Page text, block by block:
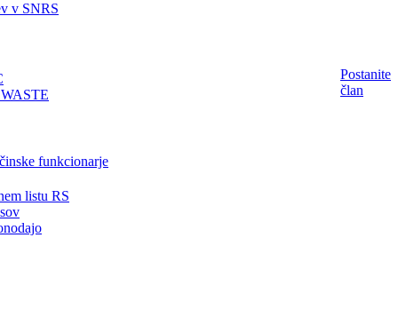
v SNRS
funkcionarje
listu RS
Postanite
član